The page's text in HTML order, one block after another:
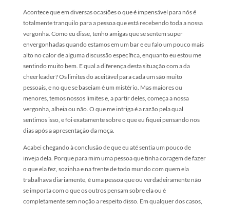
Acontece que em diversas ocasiões o que é impensável para nós é
totalmente tranquilo para a pessoa que está recebendo toda a nossa
vergonha. Como eu disse, tenho amigas que se sentem super
envergonhadas quando estamos em um bar e eu falo um pouco mais
alto no calor de alguma discussão específica, enquanto eu estou me
sentindo muito bem. E qual a diferença desta situação com a da
cheerleader? Os limites do aceitável para cada um são muito
pessoais, e no que se baseiam é um mistério. Mas maiores ou
menores, temos nossos limites e, a partir deles, começa a nossa
vergonha, alheia ou não. O que me intriga é a razão pela qual
sentimos isso, e foi exatamente sobre o que eu fiquei pensando nos
dias após a apresentação da moça.
Acabei chegando à conclusão de que eu até sentia um pouco de
inveja dela. Porque para mim uma pessoa que tinha coragem de fazer
o que ela fez, sozinha e na frente de todo mundo com quem ela
trabalhava diariamente, é uma pessoa que ou verdadeiramente não
se importa com o que os outros pensam sobre ela ou é
completamente sem noção a respeito disso. Em qualquer dos casos,